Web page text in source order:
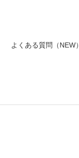
よくある質問（NEW）